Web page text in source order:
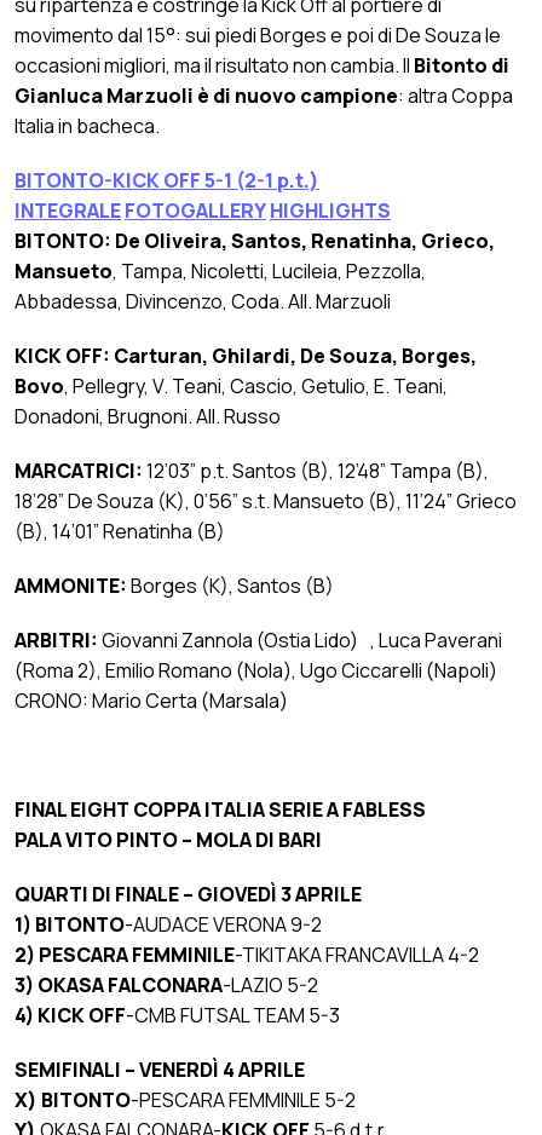
movimento dal 15°: sui piedi Borges e poi di De Souza le
occasioni migliori, ma il risultato non cambia. Il Bitonto di
Gianluca Marzuoli è di nuovo campione: altra Coppa
Italia in bacheca.
BITONTO-KICK OFF 5-1 (2-1 p.t.)
INTEGRALEFOTOGALLERYHIGHLIGHTS
BITONTO: De Oliveira, Santos, Renatinha, Grieco,
Mansueto, Tampa, Nicoletti, Lucileia, Pezzolla,
Abbadessa, Divincenzo, Coda. All. Marzuoli
KICK OFF: Carturan, Ghilardi, De Souza, Borges,
Bovo, Pellegry, V. Teani, Cascio, Getulio, E. Teani,
Donadoni, Brugnoni. All. Russo
MARCATRICI: 12’03” p.t. Santos (B), 12’48” Tampa (B),
18’28” De Souza (K), 0’56” s.t. Mansueto (B), 11’24” Grieco
(B), 14’01” Renatinha (B)
AMMONITE: Borges (K), Santos (B)
ARBITRI: Giovanni Zannola (Ostia Lido) , Luca Paverani
(Roma 2), Emilio Romano (Nola), Ugo Ciccarelli (Napoli)
CRONO: Mario Certa (Marsala)
FINAL EIGHT COPPA ITALIA SERIE A FABLESS
PALA VITO PINTO – MOLA DI BARI
QUARTI DI FINALE – GIOVEDÌ 3 APRILE
1) BITONTO-AUDACE VERONA 9-2
2) PESCARA FEMMINILE-TIKITAKA FRANCAVILLA 4-2
3) OKASA FALCONARA-LAZIO 5-2
4) KICK OFF-CMB FUTSAL TEAM 5-3
SEMIFINALI – VENERDÌ 4 APRILE
X) BITONTO-PESCARA FEMMINILE 5-2